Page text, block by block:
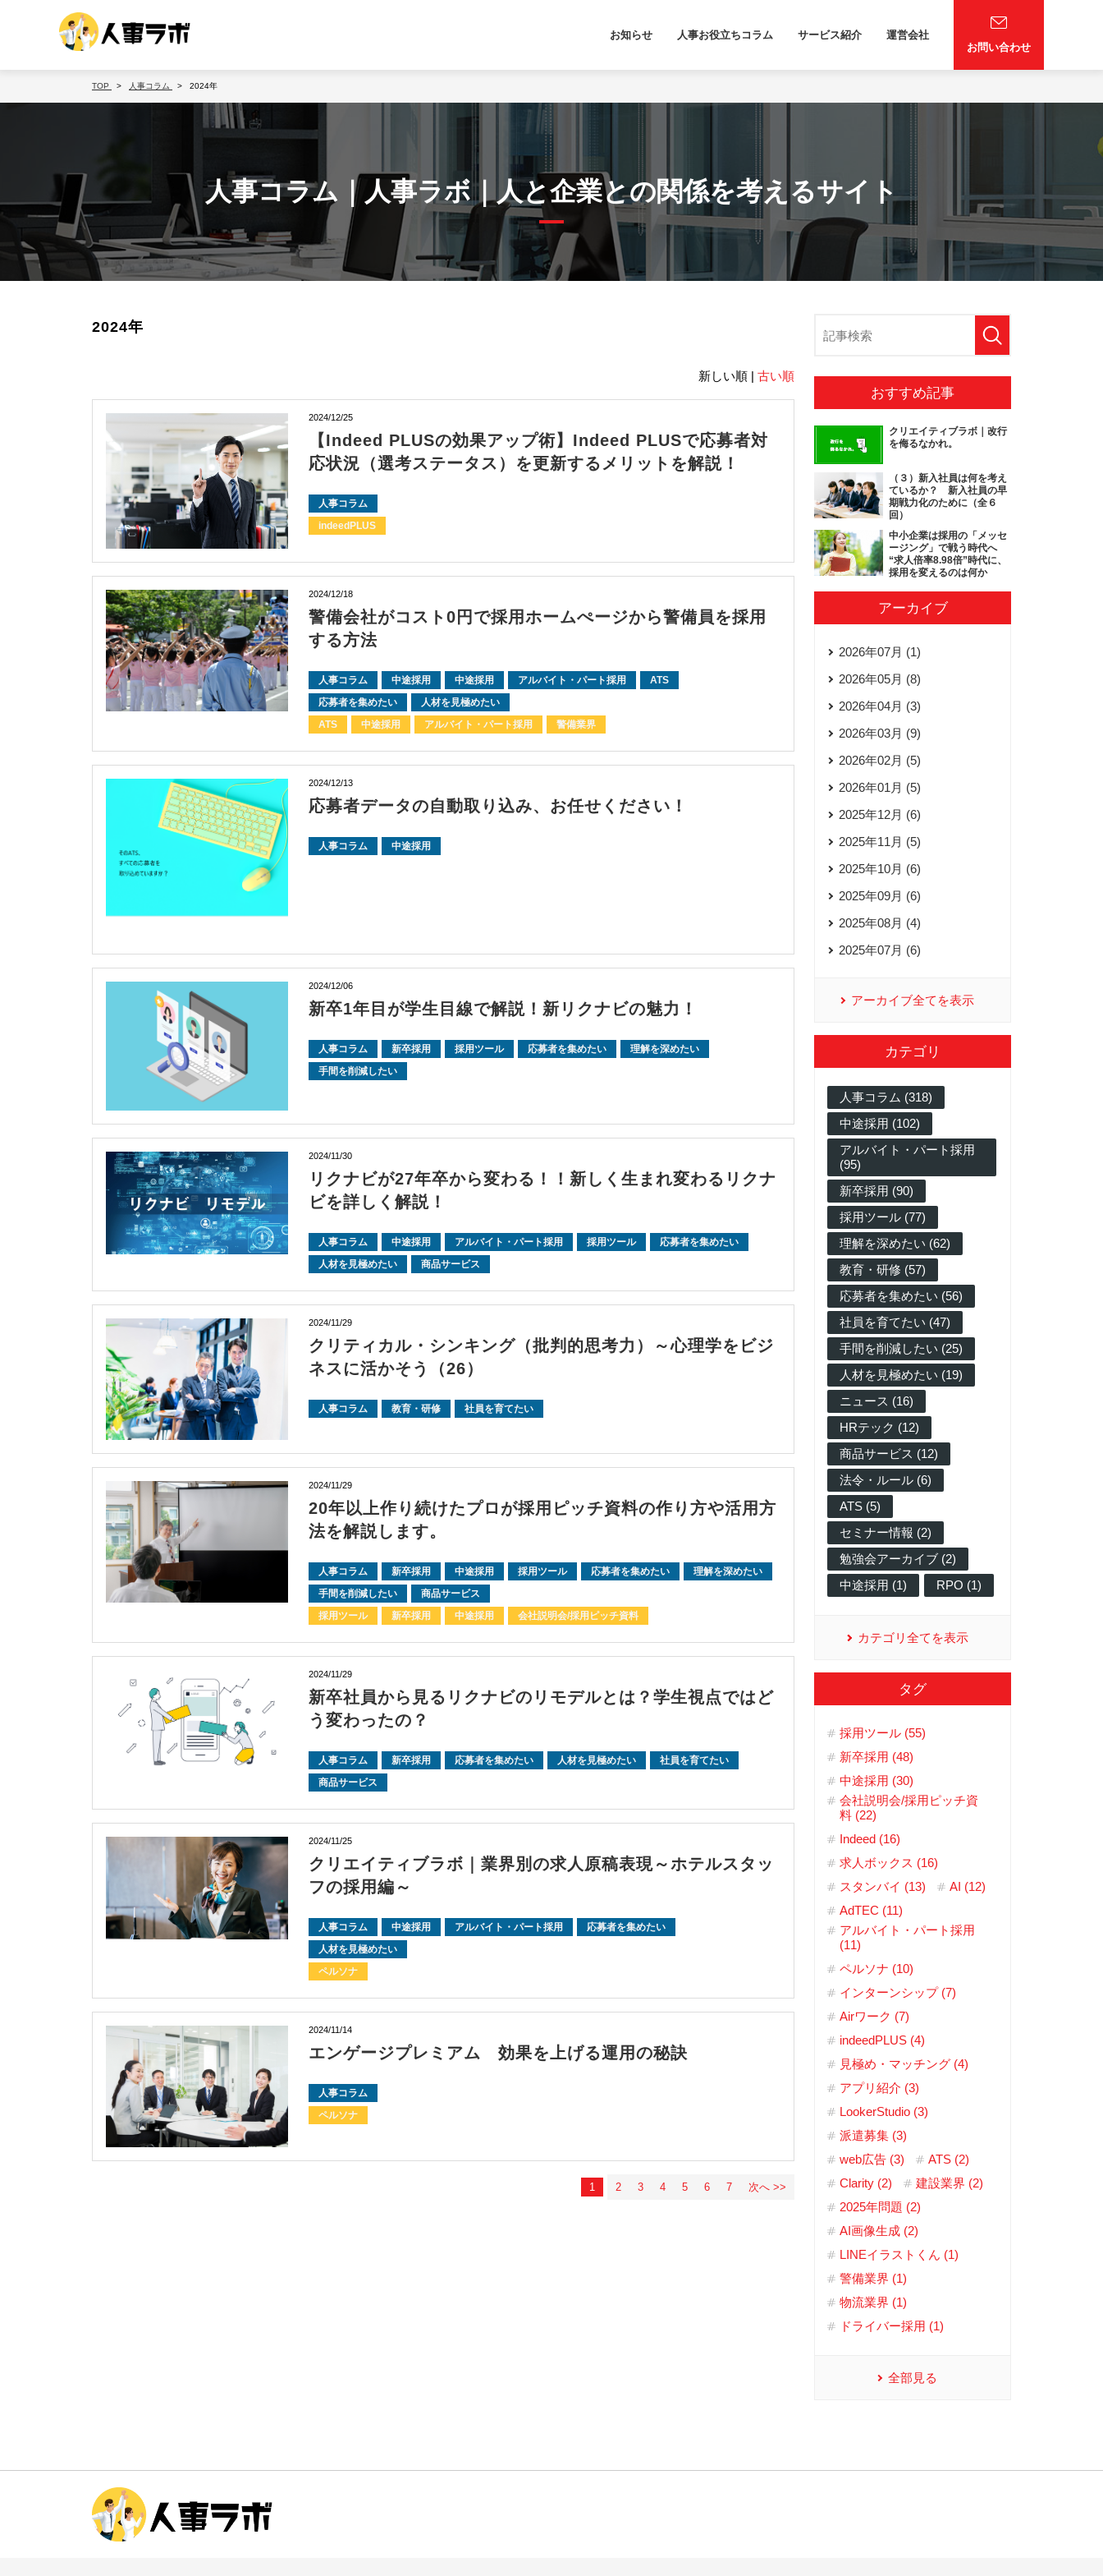
お知らせ 人事お役立ちコラム サービス紹介
運営会社
お問い合わせ
TOP 人事コラム 2024年
人事コラム｜人事ラボ｜人と企業との関係を考えるサイト
2024年
新しい順 | 古い順
2024/12/25
【Indeed PLUSの効果アップ術】Indeed PLUSで応募者対
応状況（選考ステータス）を更新するメリットを解説！
人事コラム
indeedPLUS
2024/12/18
警備会社がコスト0円で採用ホームぺージから警備員を採用
する方法
人事コラム 中途採用 中途採用 アルバイト・パート採用
ATS
応募者を集めたい
人材を見極めたい
ATS
中途採用 アルバイト・パート採用 警備業界
2024/12/13
応募者データの自動取り込み、お任せください！
人事コラム 中途採用
2024/12/06
新卒1年目が学生目線で解説！新リクナビの魅力！
人事コラム 新卒採用 採用ツール 応募者を集めたい
理解を深めたい
手間を削減したい
2024/11/30
リクナビが27年卒から変わる！！新しく生まれ変わるリクナ
ビを詳しく解説！
人事コラム 中途採用 アルバイト・パート採用 採用ツール
応募者を集めたい
人材を見極めたい
商品サービス
2024/11/29
クリティカル・シンキング（批判的思考力）～心理学をビジ
ネスに活かそう（26）
人事コラム 教育・研修 社員を育てたい
2024/11/29
20年以上作り続けたプロが採用ピッチ資料の作り方や活用方
法を解説します。
人事コラム 新卒採用 中途採用 採用ツール 応募者を集めたい
理解を深めたい
手間を削減したい
商品サービス
採用ツール
新卒採用 中途採用 会社説明会/採用ピッチ資料
2024/11/29
新卒社員から見るリクナビのリモデルとは？学生視点ではど
う変わったの？
人事コラム 新卒採用 応募者を集めたい 人材を見極めたい
社員を育てたい
商品サービス
2024/11/25
クリエイティブラボ｜業界別の求人原稿表現～ホテルスタッ
フの採用編～
人事コラム 中途採用 アルバイト・パート採用
応募者を集めたい
人材を見極めたい
ペルソナ
2024/11/14
エンゲージプレミアム 効果を上げる運用の秘訣
人事コラム
ペルソナ
1 2 3 4 5 6 7 次へ >>
おすすめ記事
クリエイティブラボ｜改行
を侮るなかれ。
（３）新入社員は何を考え
ているか？ 新入社員の早
期戦力化のために（全６
回）
中小企業は採用の「メッセ
ージング」で戦う時代へ
“求人倍率8.98倍”時代に、
採用を変えるのは何か
アーカイブ
2026年07月 (1)
2026年05月 (8)
2026年04月 (3)
2026年03月 (9)
2026年02月 (5)
2026年01月 (5)
2025年12月 (6)
2025年11月 (5)
2025年10月 (6)
2025年09月 (6)
2025年08月 (4)
2025年07月 (6)
アーカイブ全てを表示
カテゴリ
人事コラム (318)
中途採用 (102)
アルバイト・パート採用
(95)
新卒採用 (90)
採用ツール (77)
理解を深めたい (62)
教育・研修 (57)
応募者を集めたい (56)
社員を育てたい (47)
手間を削減したい (25)
人材を見極めたい (19)
ニュース (16)
HRテック (12)
商品サービス (12)
法令・ルール (6)
ATS (5)
セミナー情報 (2)
勉強会アーカイブ (2)
中途採用 (1)
RPO (1)
カテゴリ全てを表示
タグ
採用ツール (55)
新卒採用 (48)
中途採用 (30)
会社説明会/採用ピッチ資
料 (22)
Indeed (16)
求人ボックス (16)
スタンバイ (13)
AI (12)
AdTEC (11)
アルバイト・パート採用
(11)
ペルソナ (10)
インターンシップ (7)
Airワーク (7)
indeedPLUS (4)
見極め・マッチング (4)
アプリ紹介 (3)
LookerStudio (3)
派遣募集 (3)
web広告 (3)
ATS (2)
Clarity (2)
建設業界 (2)
2025年問題 (2)
AI画像生成 (2)
LINEイラストくん (1)
警備業界 (1)
物流業界 (1)
ドライバー採用 (1)
全部見る